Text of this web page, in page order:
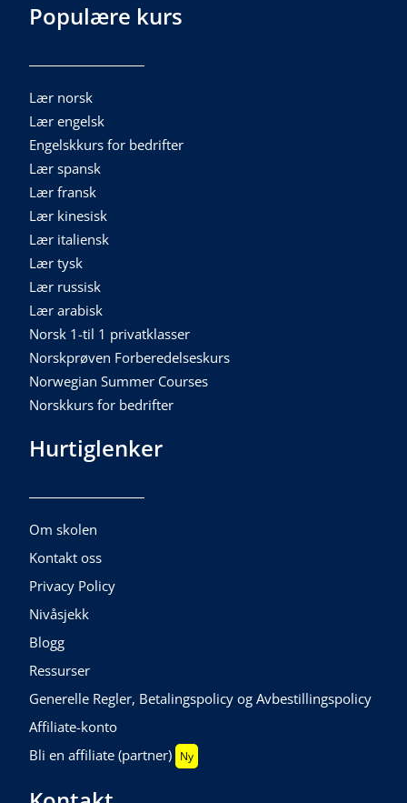
Populære kurs
Lær norsk
Lær engelsk
Engelskkurs for bedrifter
Lær spansk
Lær fransk
Lær kinesisk
Lær italiensk
Lær tysk
Lær russisk
Lær arabisk
Norsk 1-til 1 privatklasser
Norskprøven Forberedelseskurs
Norwegian Summer Courses
Norskkurs for bedrifter
Hurtiglenker
Om skolen
Kontakt oss
Privacy Policy
Nivåsjekk
Blogg
Ressurser
Generelle Regler, Betalingspolicy og Avbestillingspolicy
Affiliate-konto
Bli en affiliate (partner) Ny